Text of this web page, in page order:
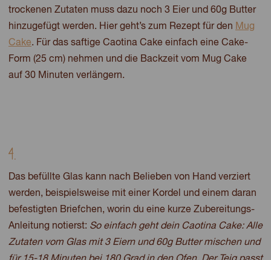
trockenen Zutaten muss dazu noch 3 Eier und 60g Butter
hinzugefügt werden. Hier geht’s zum Rezept für den Mug
Cake. Für das saftige Caotina Cake einfach eine Cake-
Form (25 cm) nehmen und die Backzeit vom Mug Cake
auf 30 Minuten verlängern.
4.
Das befüllte Glas kann nach Belieben von Hand verziert
werden, beispielsweise mit einer Kordel und einem daran
befestigten Briefchen, worin du eine kurze Zubereitungs-
Anleitung notierst: So einfach geht dein Caotina Cake: Alle
Zutaten vom Glas mit 3 Eiern und 60g Butter mischen und